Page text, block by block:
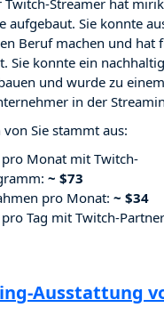
Streamer hat
aufgebaut. Sie konnte
Beruf machen und hat
Sie konnte ein
und wurde zu einem
in der
Sie stammt aus:
Monat mit Twitch-
~ $73
pro Monat: ~ $34
Tag mit Twitch-
Ausstattung